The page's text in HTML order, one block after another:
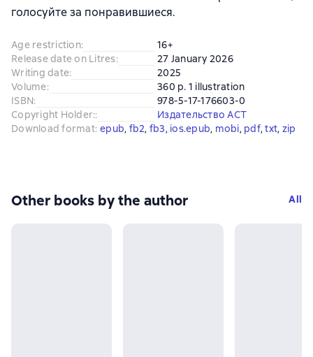
голосуйте за понравившиеся.
Age restriction:
16+
Release date on Litres:
27 January 2026
Writing date:
2025
Volume:
360 p. 1 illustration
ISBN:
978-5-17-176603-0
Copyright Holder::
Издательство АСТ
Download format: epub, fb2, fb3, ios.epub, mobi, pdf, txt, zip
Other books by the author All